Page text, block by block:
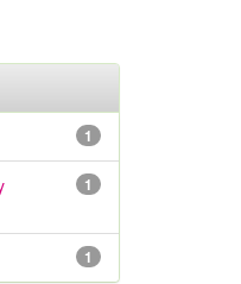
1
1
1